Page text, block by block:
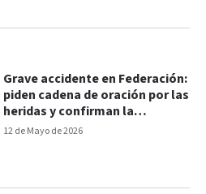
12 de Mayo de 2026
Grave accidente en Federación:
piden cadena de oración por las
heridas y confirman la
intervención de un cuarto auto